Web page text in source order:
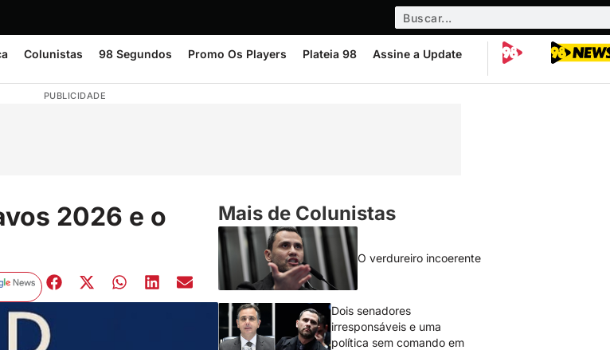
Colunistas 98 Segundos Promo Os Players Plateia 98 Assine a Update
PUBLICIDADE
2026 e o
Mais de Colunistas
O verdureiro incoerente
Dois senadores
irresponsáveis e uma
política sem comando em